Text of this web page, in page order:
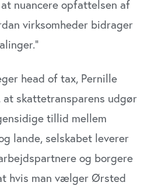
nuancere opfattelsen af
virksomheder bidrager
head of tax, Pernille
at skattetransparens udgør
tillid mellem
lande, selskabet leverer
og borgere
hvis man vælger Ørsted